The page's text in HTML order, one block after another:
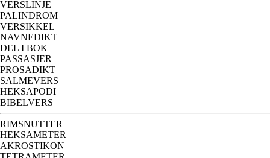
VERSLINJE
PALINDROM
VERSIKKEL
NAVNEDIKT
DEL I BOK
PASSASJER
PROSADIKT
SALMEVERS
HEKSAPODI
BIBELVERS
RIMSNUTTER
HEKSAMETER
AKROSTIKON